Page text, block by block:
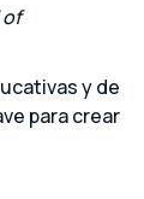
of
y de
para crear